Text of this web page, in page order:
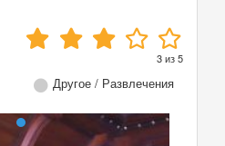
3из5
Другое / Развлечения